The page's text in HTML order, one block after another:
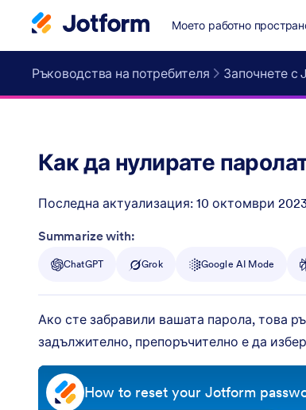
Моето работно
Ръководства на потребителя Започнете с
Как да нулирате
Последна актуализация: 10 октомври 2023
Post ID
Summarize with:
ChatGPT Grok Google AI Mode
Ако сте забравили вашата парола, това
задължително, препоръчително е да
How to reset your Jotform